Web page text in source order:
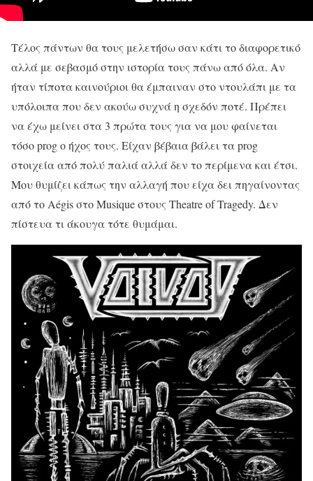
Τέλος πάντων θα τους μελετήσω σαν κάτι το διαφορετικό
αλλά με σεβασμό στην ιστορία τους πάνω από όλα. Αν
ήταν τίποτα καινούριοι θα έμπαιναν στο ντουλάπι με τα
υπόλοιπα που δεν ακούω συχνά η σχεδόν ποτέ. Πρέπει
να έχω μείνει στα 3 πρώτα τους για να μου φαίνεται
τόσο prog ο ήχος τους. Είχαν βέβαια βάλει τα prog
στοιχεία από πολύ παλιά αλλά δεν το περίμενα και έτσι.
Μου θυμίζει κάπως την αλλαγή που είχα δει πηγαίνοντας
από το Aégis στο Musique στους Theatre of Tragedy. Δεν
πίστευα τι άκουγα τότε θυμάμαι.